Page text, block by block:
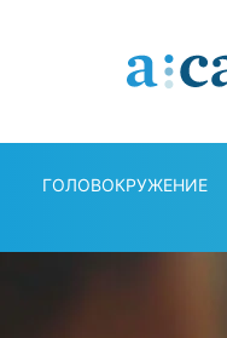
ГОЛОВОКРУЖЕНИЕ